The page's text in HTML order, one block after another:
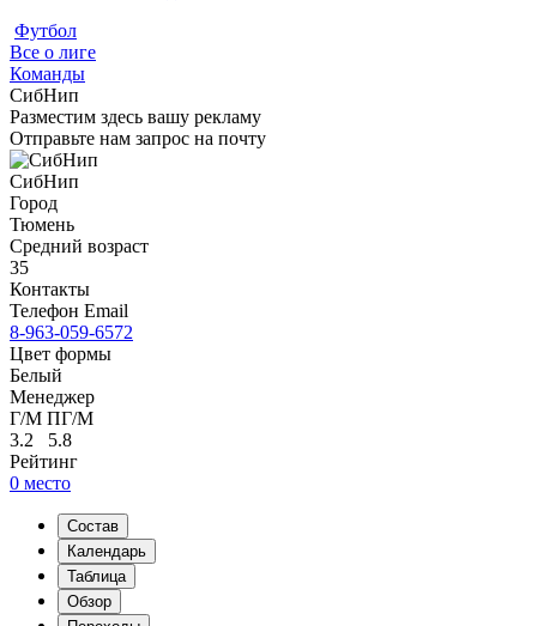
Футбол
Все о лиге
Команды
СибНип
Разместим здесь вашу рекламу
Отправьте нам запрос на почту
СибНип
Город
Тюмень
Средний возраст
35
Контакты
Телефон Email
8-963-059-6572
Цвет формы
Белый
Менеджер
Г/М ПГ/М
3.2 5.8
Рейтинг
0 место
Состав
Календарь
Таблица
Обзор